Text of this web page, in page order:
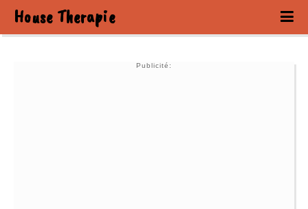
House Therapie
Publicité: